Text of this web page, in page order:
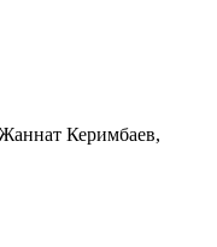
Керимбаев,